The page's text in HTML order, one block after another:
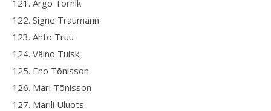
121. Argo Tornik
122. Signe Traumann
123. Ahto Truu
124. Väino Tuisk
125. Eno Tõnisson
126. Mari Tõnisson
127. Marili Uluots